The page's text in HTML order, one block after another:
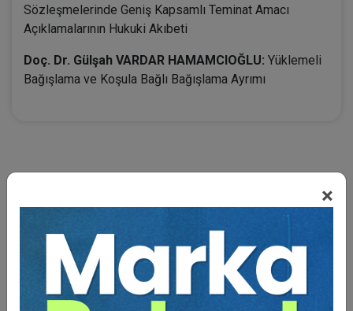
×
Sözleşmelerinde Geniş Kapsamlı Teminat Amacı
Açıklamalarının Hukuki Akıbeti
Doç. Dr. Gülşah VARDAR HAMAMCIOĞLU: Yüklemeli
Bağışlama ve Koşula Bağlı Bağışlama Ayrımı
Video Eğitim Abonesi Ol: Sadece 5490 TL / Yıllık